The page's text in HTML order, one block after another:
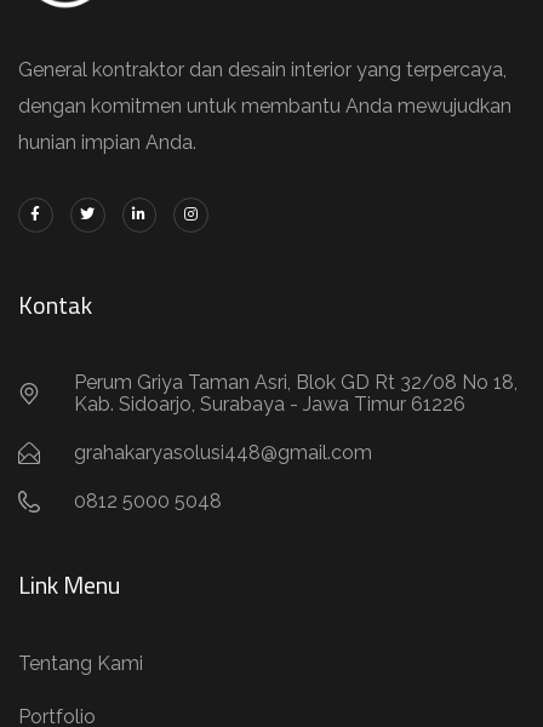
General kontraktor dan desain interior yang terpercaya,
dengan komitmen untuk membantu Anda mewujudkan
hunian impian Anda.
Kontak
Perum Griya Taman Asri, Blok GD Rt 32/08 No 18,
Kab. Sidoarjo, Surabaya - Jawa Timur 61226
grahakaryasolusi448@gmail.com
0812 5000 5048
Link Menu
Tentang Kami
Portfolio